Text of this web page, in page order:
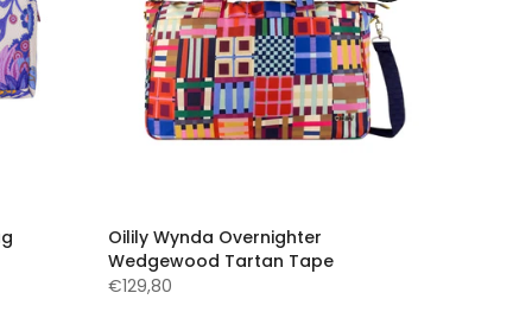
Oilily Wynda Overnighter
Wedgewood Tartan Tape
€129,80